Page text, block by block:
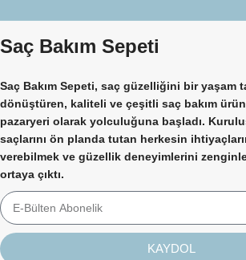
Saç Bakım Sepeti
Saç Bakım Sepeti, saç güzelliğini bir yaşam
dönüştüren, kaliteli ve çeşitli saç bakım
pazaryeri olarak yolculuğuna başladı.
saçlarını ön planda tutan herkesin
verebilmek ve güzellik deneyimlerini
ortaya çıktı.
KAYDOL